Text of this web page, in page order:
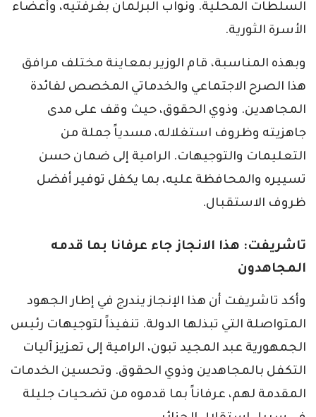
السلطات المحلية. ونواب البرلمان بغرفتيه، وأعضاء
الأسرة الثورية.
وبهذه المناسبة، قام الوزير بمعاينة مختلف مرافق
هذا الصرح الاجتماعي والخدماتي المخصص لفائدة
المجاهدين. وذوي الحقوق، حيث وقف على مدى
جاهزيته وظروف استغلاله، مسدياً جملة من
التعليمات والتوجيهات. الرامية إلى ضمان حسن
تسييره والمحافظة عليه، بما يكفل توفير أفضل
ظروف الاستقبال.
تاشريفت: هذا الانجاز جاء عرفانا بما قدمه
المجاهدون
وأكد تاشريفت أن هذا الإنجاز يندرج في إطار الجهود
المتواصلة التي تبذلها الدولة. تنفيذاً لتوجيهات رئيس
الجمهورية عبد المجيد تبون، الرامية إلى تعزيز آليات
التكفل بالمجاهدين وذوي الحقوق. وتحسين الخدمات
المقدمة لهم، عرفاناً بما قدموه من تضحيات جليلة